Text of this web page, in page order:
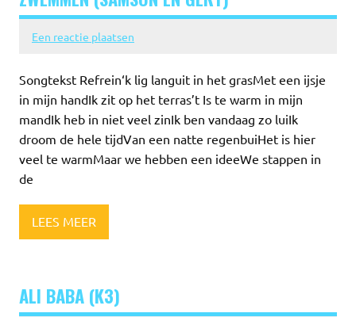
Een reactie plaatsen
Songtekst Refrein‘k lig languit in het grasMet een ijsje
in mijn handIk zit op het terras’t Is te warm in mijn
mandIk heb in niet veel zinIk ben vandaag zo luiIk
droom de hele tijdVan een natte regenbuiHet is hier
veel te warmMaar we hebben een ideeWe stappen in
de
LEES MEER
ALI BABA (K3)